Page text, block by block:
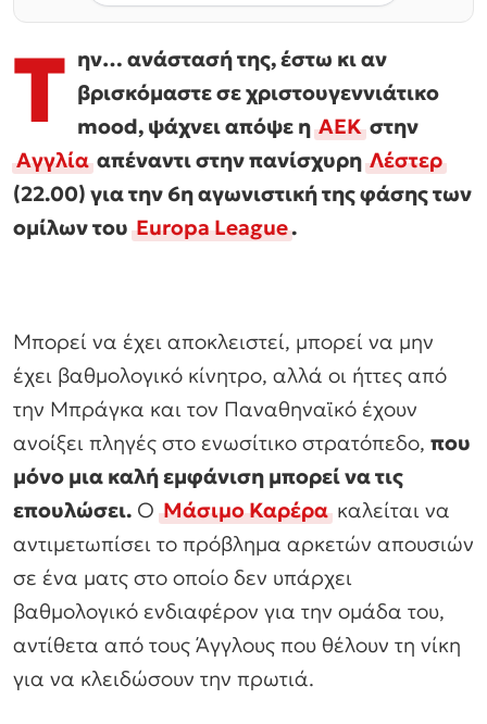
Τ ην… ανάστασή της, έστω κι αν
βρισκόμαστε σε χριστουγεννιάτικο
mood, ψάχνει απόψε ηΑΕΚστην
Αγγλίααπέναντι στην πανίσχυρηΛέστερ
(22.00) για την 6η αγωνιστική της φάσης των
ομίλων τουEuropa League.
Μπορεί να έχει αποκλειστεί, μπορεί να μην
έχει βαθμολογικό κίνητρο, αλλά οι ήττες από
την Μπράγκα και τον Παναθηναϊκό έχουν
ανοίξει πληγές στο ενωσίτικο στρατόπεδο, που
μόνο μια καλή εμφάνιση μπορεί να τις
επουλώσει. ΟΜάσιμο Καρέρακαλείται να
αντιμετωπίσει το πρόβλημα αρκετών απουσιών
σε ένα ματς στο οποίο δεν υπάρχει
βαθμολογικό ενδιαφέρον για την ομάδα του,
αντίθετα από τους Άγγλους που θέλουν τη νίκη
για να κλειδώσουν την πρωτιά.